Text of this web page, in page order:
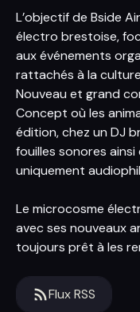
L’objectif de Bside
électro brestoise,
aux événements
rattachés à la
Nouveau et grand
Concept où les
édition, chez un DJ
fouilles sonores ainsi
uniquement
Le microcosme
avec ses nouveaux
toujours prêt à les
Flux RSS